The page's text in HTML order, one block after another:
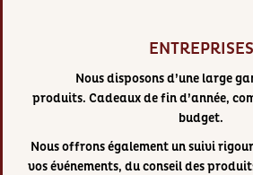
ENTREPRISES
Nous disposons d’une large
produits. Cadeaux de fin d’année,
budget.
Nous offrons également un suivi
vos événements, du conseil des